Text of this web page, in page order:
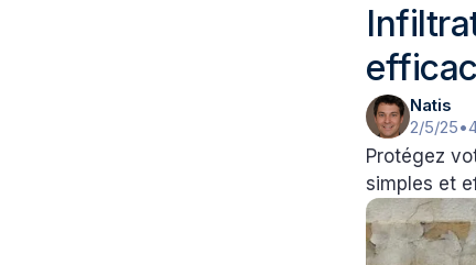
Natis
2/5/25•
Protégez
simples et